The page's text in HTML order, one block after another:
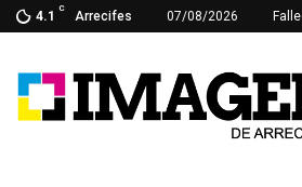
4.1
C
Arrecifes 07/08/2026